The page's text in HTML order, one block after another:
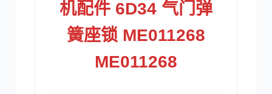
机配件 6D34 气门弹
簧座锁 ME011268
ME011268